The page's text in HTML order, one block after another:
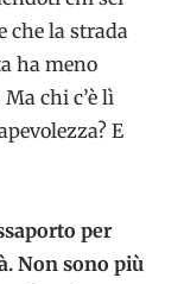
che la strada
ha meno
chi c’è lì
E
per
Non sono più